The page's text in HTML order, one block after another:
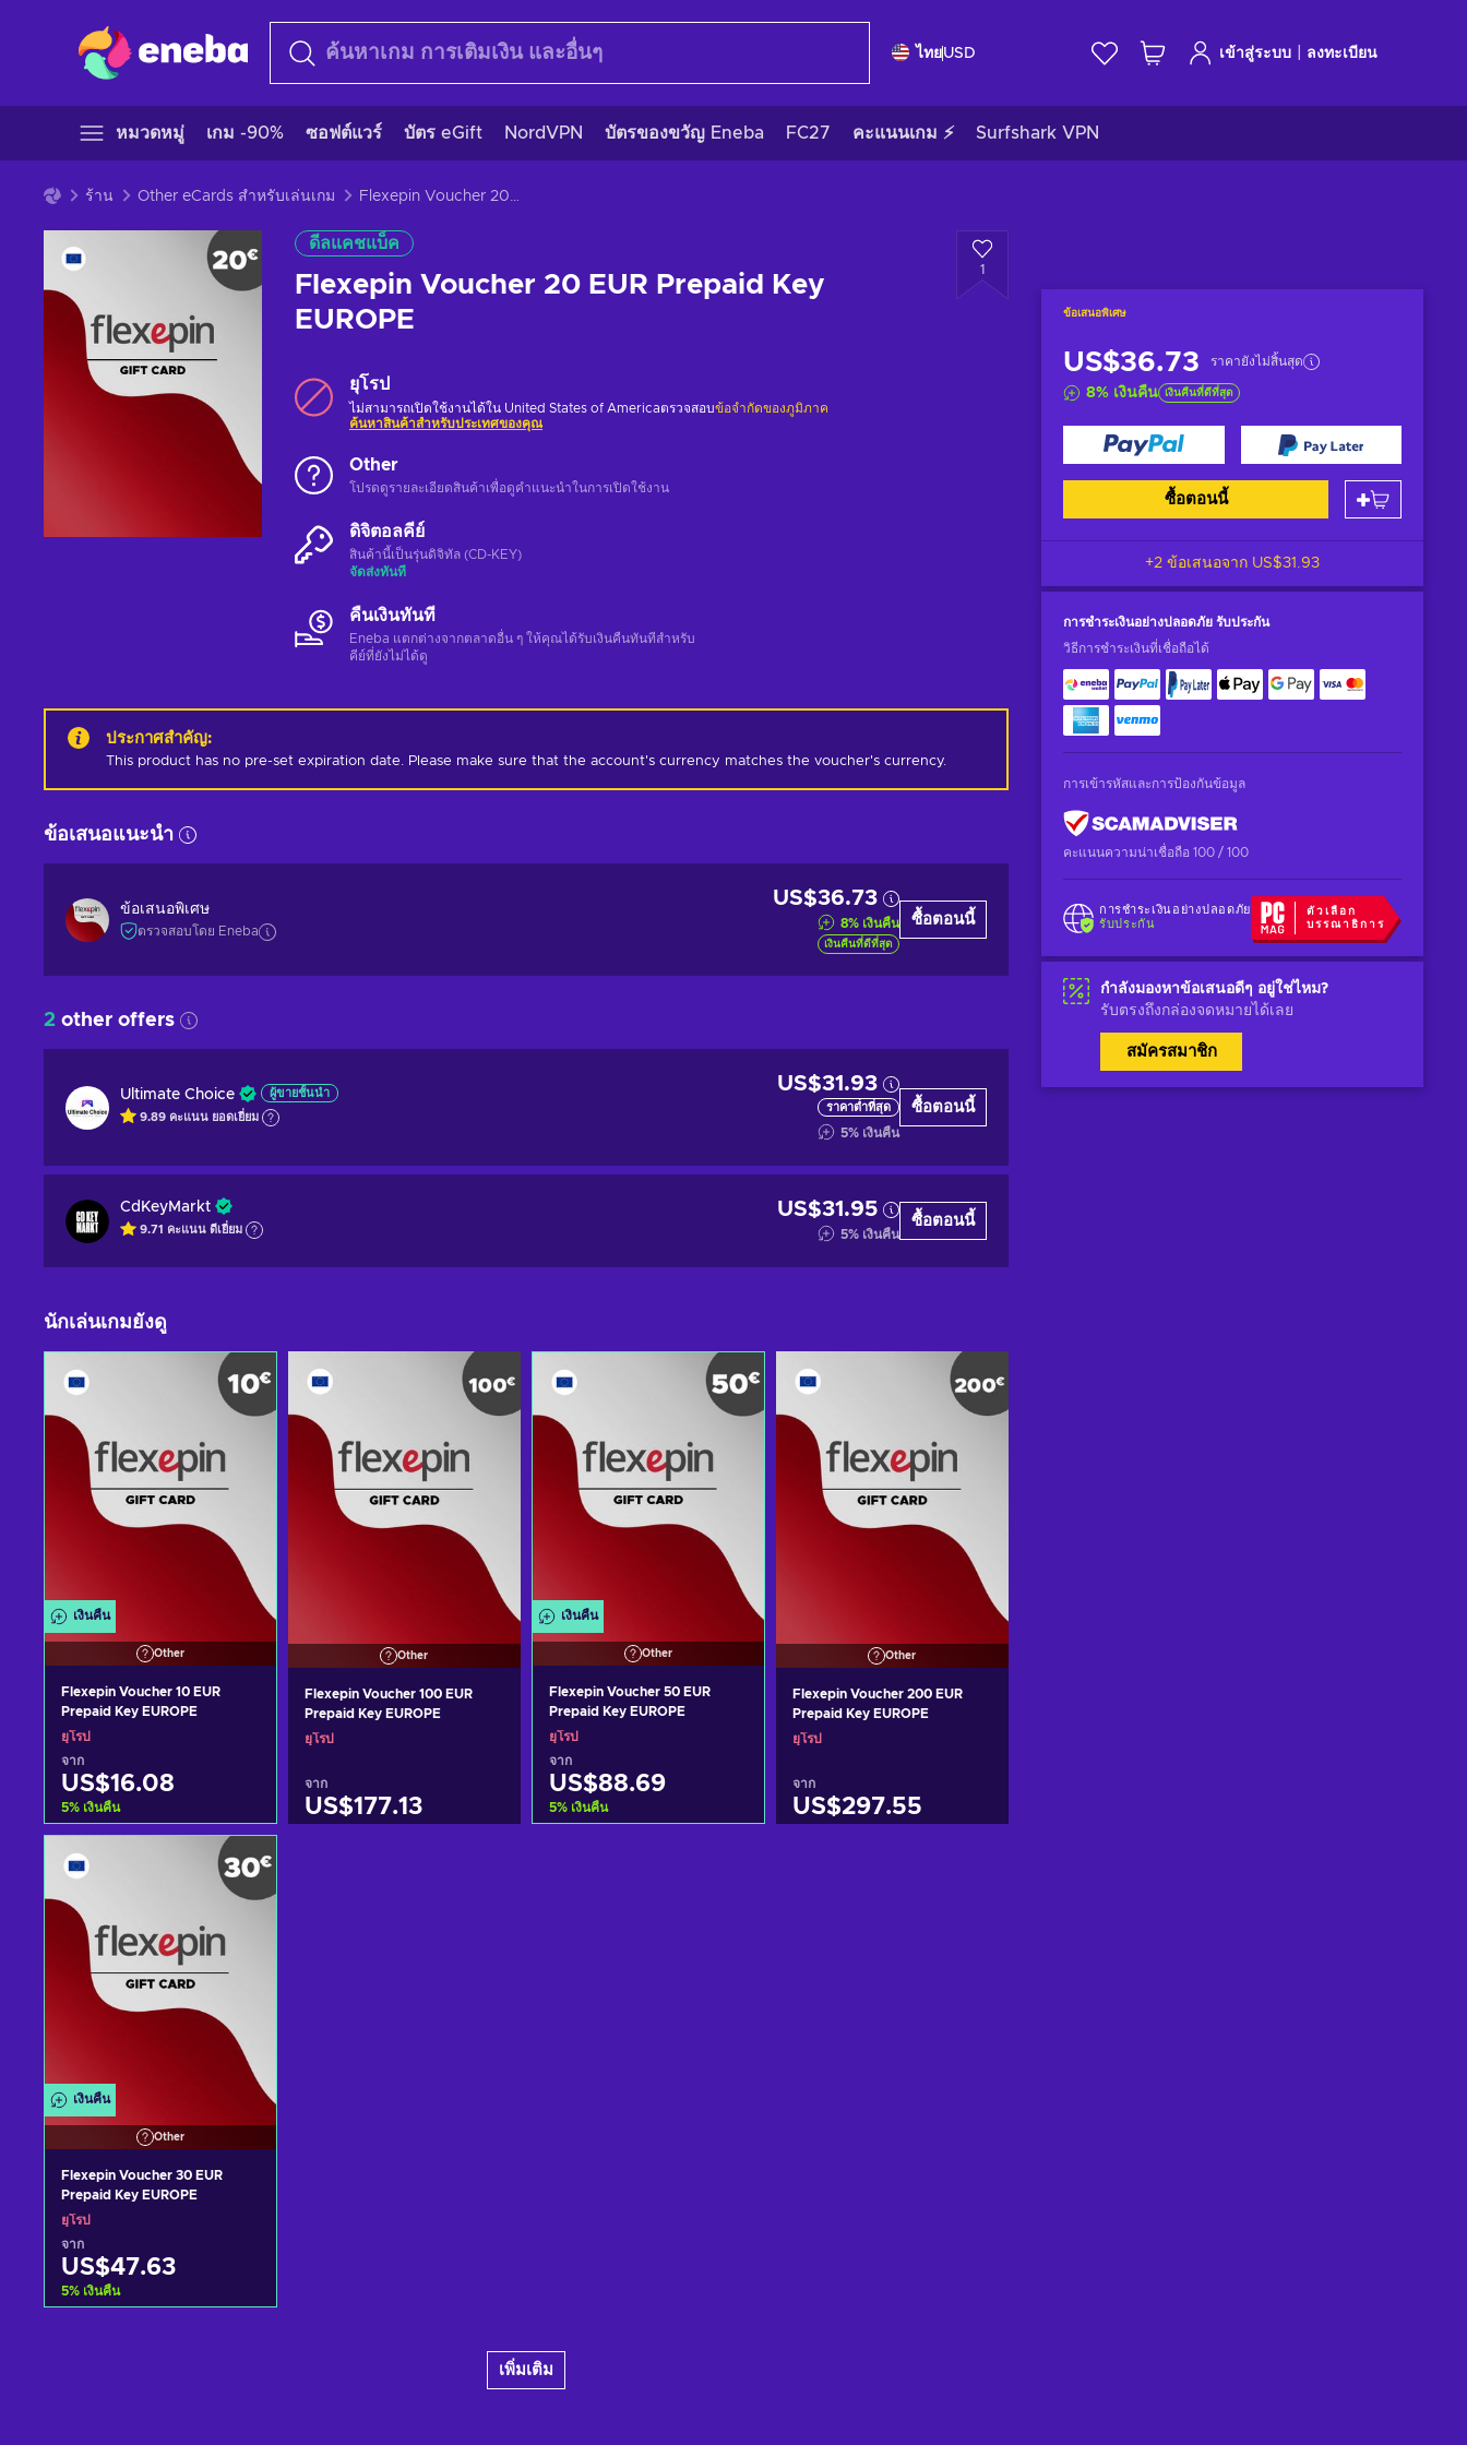
ไทยUSD เข้าสู่ระบบ ลงทะเบียน
หมวดหมู่ เกม -90% ซอฟต์แวร์ บัตร eGift NordVPN บัตรของขวัญ Eneba FC27 คะแนนเกม ⚡ Surfshark VPN
ร้าน Other eCards สำหรับเล่นเกม Flexepin Voucher 20 EUR Prepaid Key EUROPE
ดีลแคชแบ็ค
Flexepin Voucher 20 EUR Prepaid Key
EUROPE
1
ข้อเสนอพิเศษ
US$36.73 ราคายังไม่สิ้นสุด
8% เงินคืน เงินคืนที่ดีที่สุด
ซื้อตอนนี้
+2 ข้อเสนอจาก US$31.93
การชำระเงินอย่างปลอดภัย รับประกัน
วิธีการชำระเงินที่เชื่อถือได้
การเข้ารหัสและการป้องกันข้อมูล
คะแนนความน่าเชื่อถือ 100 / 100
การชำระเงินอย่างปลอดภัย
รับประกัน
ตัวเลือก
บรรณาธิการ
กำลังมองหาข้อเสนอดีๆ อยู่ใช่ไหม?
รับตรงถึงกล่องจดหมายได้เลย
สมัครสมาชิก
ยุโรป
ไม่สามารถเปิดใช้งานได้ใน United States of Americaตรวจสอบข้อจำกัดของภูมิภาค
ค้นหาสินค้าสำหรับประเทศของคุณ
Other
โปรดดูรายละเอียดสินค้าเพื่อดูคำแนะนำในการเปิดใช้งาน
ดิจิตอลคีย์
สินค้านี้เป็นรุ่นดิจิทัล (CD-KEY)
จัดส่งทันที
คืนเงินทันที
Eneba แตกต่างจากตลาดอื่น ๆ ให้คุณได้รับเงินคืนทันทีสําหรับ
คีย์ที่ยังไม่ได้ดู
ประกาศสำคัญ:
This product has no pre-set expiration date. Please make sure that the account's currency matches the voucher's currency.
ข้อเสนอแนะนำ
ข้อเสนอพิเศษ
ตรวจสอบโดย Eneba
US$36.73
8% เงินคืน
เงินคืนที่ดีที่สุด
ซื้อตอนนี้
2 other offers
Ultimate Choice ผู้ขายชั้นนำ
9.89 คะแนน ยอดเยี่ยม
US$31.93
ราคาต่ำที่สุด
5% เงินคืน
ซื้อตอนนี้
CdKeyMarkt
9.71 คะแนน ดีเยี่ยม
US$31.95
5% เงินคืน
ซื้อตอนนี้
นักเล่นเกมยังดู
เงินคืน
Other
Flexepin Voucher 10 EUR
Prepaid Key EUROPE
ยุโรป
จาก
US$16.08
5% เงินคืน
Other
Flexepin Voucher 100 EUR
Prepaid Key EUROPE
ยุโรป
จาก
US$177.13
เงินคืน
Other
Flexepin Voucher 50 EUR
Prepaid Key EUROPE
ยุโรป
จาก
US$88.69
5% เงินคืน
Other
Flexepin Voucher 200 EUR
Prepaid Key EUROPE
ยุโรป
จาก
US$297.55
เงินคืน
Other
Flexepin Voucher 30 EUR
Prepaid Key EUROPE
ยุโรป
จาก
US$47.63
5% เงินคืน
เพิ่มเติม